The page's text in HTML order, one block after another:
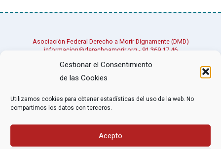
Gestionar el Consentimiento
de las Cookies
Utilizamos cookies para obtener estadísticas del uso de la web. No
compartimos los datos con terceros.
Acepto
Asociación Federal Derecho a Morir Dignamente (DMD)
informacion@derechoamorir.org - 91 369 17 46